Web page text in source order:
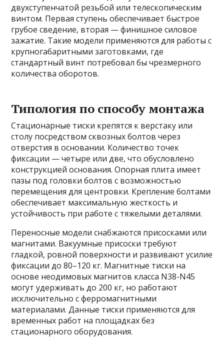
двухступенчатой резьбой или телескопическим
винтом. Первая ступень обеспечивает быстрое
грубое сведение, вторая — финишное силовое
зажатие. Такие модели применяются для работы с
крупногабаритными заготовками, где
стандартный винт потребовал бы чрезмерного
количества оборотов.
Типология по способу монтажа
Стационарные тиски крепятся к верстаку или
столу посредством сквозных болтов через
отверстия в основании. Количество точек
фиксации — четыре или две, что обусловлено
конструкцией основания. Опорная плита имеет
пазы под головки болтов с возможностью
перемещения для центровки. Крепление болтами
обеспечивает максимальную жесткость и
устойчивость при работе с тяжелыми деталями.
Переносные модели снабжаются присосками или
магнитами. Вакуумные присоски требуют
гладкой, ровной поверхности и развивают усилие
фиксации до 80–120 кг. Магнитные тиски на
основе неодимовых магнитов класса N38-N45
могут удерживать до 200 кг, но работают
исключительно с ферромагнитными
материалами. Данные тиски применяются для
временных работ на площадках без
стационарного оборудования.